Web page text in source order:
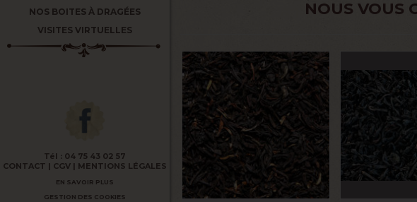
NOS BOITES À DRAGÉES
VISITES VIRTUELLES
Tél : 04 75 43 02 57
CONTACT
CGV MENTIONS LÉGALES
EN SAVOIR PLUS
GESTION DES COOKIES
NOUS VOUS
VOIR LE PRODUIT